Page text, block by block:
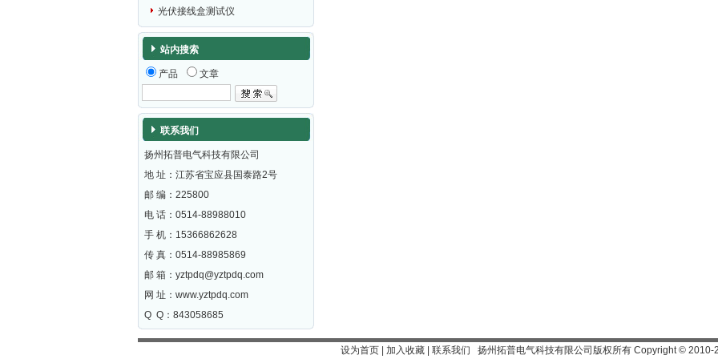
光伏接线盒测试仪
站内搜索
产品 文章
联系我们
扬州拓普电气科技有限公司
地 址：江苏省宝应县国泰路2号
邮 编： 225800
电 话：0514-88988010
手 机：15366862628
传 真：0514-88985869
邮 箱： yztpdq@yztpdq.com
网 址： www.yztpdq.com
Q Q：843058685
设为首页 加入收藏 联系我们 扬州拓普电气科技有限公司 版权所有 Copyright© 2010-